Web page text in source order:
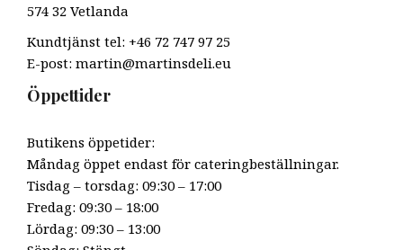
574 32 Vetlanda
Kundtjänst tel: +46 72 747 97 25
E-post: martin@martinsdeli.eu
Öppettider
Butikens öppetider:
Måndag öppet endast för cateringbeställningar.
Tisdag – torsdag: 09:30 – 17:00
Fredag: 09:30 – 18:00
Lördag: 09:30 – 13:00